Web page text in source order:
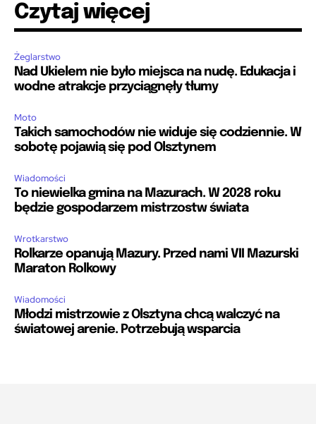
Czytaj więcej
Żeglarstwo
Nad Ukielem nie było miejsca na nudę. Edukacja i
wodne atrakcje przyciągnęły tłumy
Moto
Takich samochodów nie widuje się codziennie. W
sobotę pojawią się pod Olsztynem
Wiadomości
To niewielka gmina na Mazurach. W 2028 roku
będzie gospodarzem mistrzostw świata
Wrotkarstwo
Rolkarze opanują Mazury. Przed nami VII Mazurski
Maraton Rolkowy
Wiadomości
Młodzi mistrzowie z Olsztyna chcą walczyć na
światowej arenie. Potrzebują wsparcia